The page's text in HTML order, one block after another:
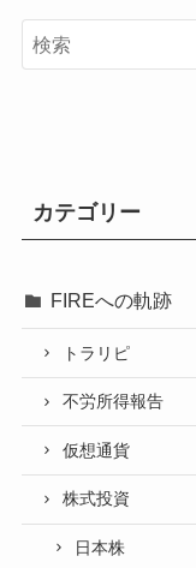
カテゴリー
FIREへの軌跡
トラリピ
不労所得報告
仮想通貨
株式投資
日本株